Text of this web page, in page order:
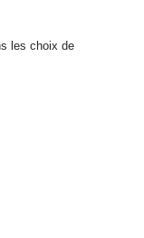
les choix de